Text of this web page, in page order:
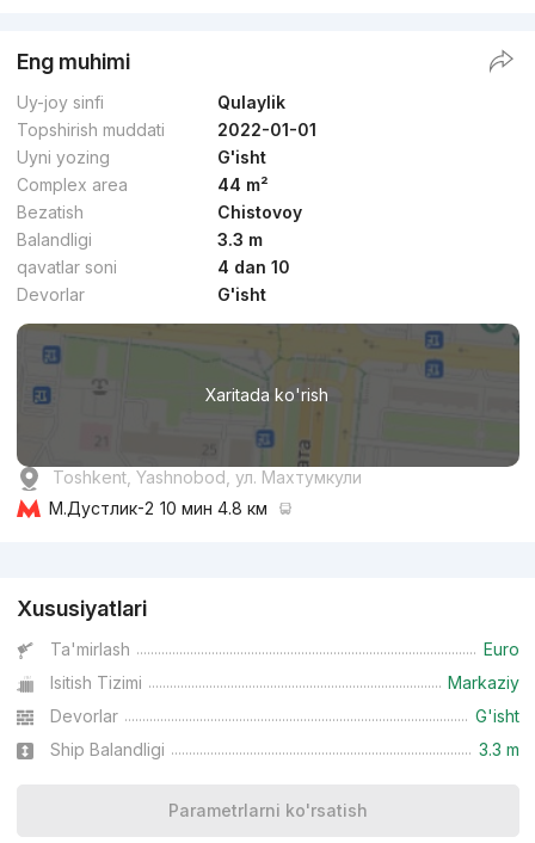
Eng muhimi
Uy-joy sinfi
Qulaylik
Topshirish muddati
2022-01-01
Uyni yozing
G'isht
Complex area
44 m²
Bezatish
Chistovoy
Balandligi
3.3 m
qavatlar soni
4 dan 10
Devorlar
G'isht
Xaritada ko'rish
Toshkent, Yashnobod, ул. Махтумкули
М.Дустлик-2 10 мин 4.8 км
Xususiyatlari
Ta'mirlash
Euro
Isitish Tizimi
Markaziy
Devorlar
G'isht
Ship Balandligi
3.3 m
Parametrlarni ko'rsatish